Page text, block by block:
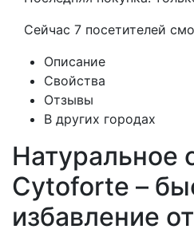
Сейчас 7 посетителей
Описание
Свойства
Отзывы
В других городах
Натуральное
Сytoforte –
избавление